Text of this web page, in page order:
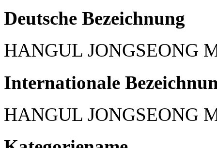
Deutsche Bezeichnung
HANGUL JONGSEONG
Internationale
HANGUL JONGSEONG